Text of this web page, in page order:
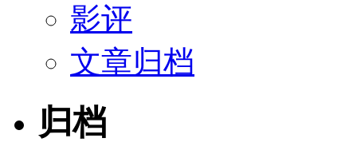
影评
文章归档
归档